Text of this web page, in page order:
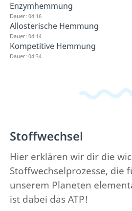
Enzymhemmung
Dauer: 04:16
Allosterische Hemmung
Dauer: 04:14
Kompetitive Hemmung
Dauer: 04:34
Stoffwechsel
Hier erklären wir dir die
Stoffwechselprozesse, die
unserem Planeten
ist dabei das ATP!